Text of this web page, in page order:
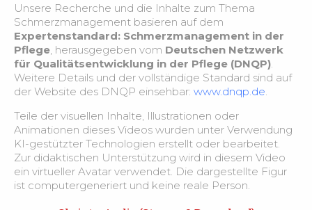
Chronische Wunden – Grundlagen & Erstbeurteilung 1:14
Chronische Wunden – Pflegeplanung, Durchführung
& Prophylaxe
3:17
Chronische Wunden – Pflegeansätze,
Dokumentation & Verlaufskontrolle
3:17
Chronische Wunden – Fragen innerhalb der
Pflegeberatung
5:04
Unsere Recherche und die Inhalte zum Thema
Schmerzmanagement basieren auf dem
Expertenstandard: Schmerzmanagement in der
Pflege, herausgegeben vom Deutschen Netzwerk
für Qualitätsentwicklung in der Pflege (DNQP).
Weitere Details und der vollständige Standard sind auf
der Website des DNQP einsehbar: www.dnqp.de.
Teile der visuellen Inhalte, Illustrationen oder
Animationen dieses Videos wurden unter Verwendung
KI-gestützter Technologien erstellt oder bearbeitet.
Zur didaktischen Unterstützung wird in diesem Video
ein virtueller Avatar verwendet. Die dargestellte Figur
ist computergeneriert und keine reale Person.